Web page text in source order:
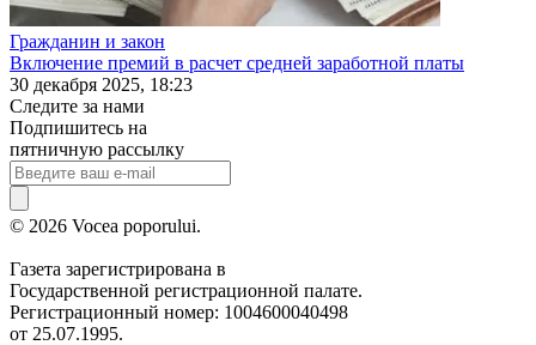
Гражданин и закон
Включение премий в расчет средней заработной платы
30 декабря 2025, 18:23
Следите за нами
Подпишитесь на
пятничную рассылку
© 2026 Vocea poporului.
Газета зарегистрирована в
Государственной регистрационной палате.
Регистрационный номер: 1004600040498
от 25.07.1995.